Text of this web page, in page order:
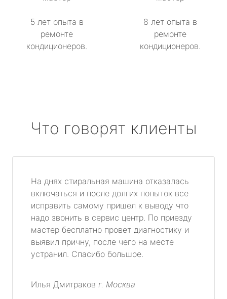
5 лет опыта в
ремонте
кондиционеров.
8 лет опыта в
ремонте
кондиционеров.
Что говорят клиенты
На днях стиральная машина отказалась
включаться и после долгих попыток все
исправить самому пришел к выводу что
надо звонить в сервис центр. По приезду
мастер бесплатно провет диагностику и
выявил причну, после чего на месте
устранил. Спасибо большое.
Илья Дмитраков г. Москва